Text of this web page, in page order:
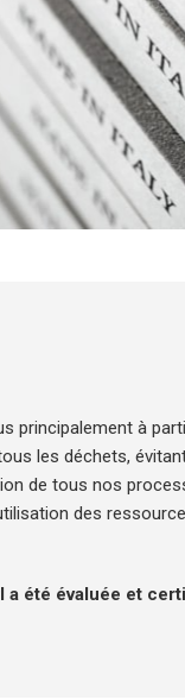
principalement à
les déchets,
de tous nos
des
a été évaluée et